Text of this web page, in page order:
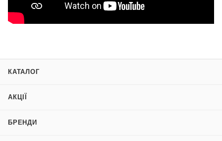
КАТАЛОГ
АКЦІЇ
БРЕНДИ